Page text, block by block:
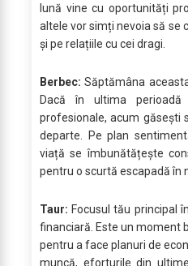
lună vine cu oportunități
altele vor simți nevoia să se
și pe relațiile cu cei dragi.
Berbec: Săptămâna
Dacă în ultima
profesionale, acum găsești
departe. Pe plan
viață se îmbunătățește
pentru o scurtă escapadă în
Taur: Focusul tău principal
financiară. Este un moment
pentru a face planuri de
muncă, eforturile din